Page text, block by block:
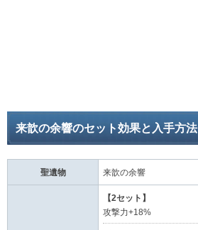
来歆の余響のセット効果と入手方法
聖遺物 来歆の余響
【2セット】
攻撃力+18%